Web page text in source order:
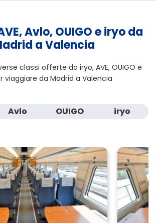
Avlo, OUIGO e iryo da
a Valencia
classi offerte da iryo, AVE, OUIGO e
viaggiare da Madrid a Valencia
Avlo OUIGO iryo